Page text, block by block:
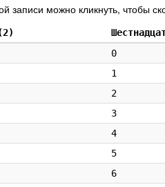
можно кликнуть, чтобы
0
1
2
3
4
5
6